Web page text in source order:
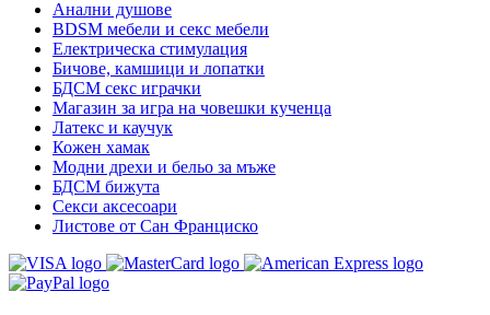
Анални душове
BDSM мебели и секс мебели
Електрическа стимулация
Бичове, камшици и лопатки
БДСМ секс играчки
Магазин за игра на човешки кученца
Латекс и каучук
Кожен хамак
Модни дрехи и бельо за мъже
БДСМ бижута
Секси аксесоари
Листове от Сан Франциско